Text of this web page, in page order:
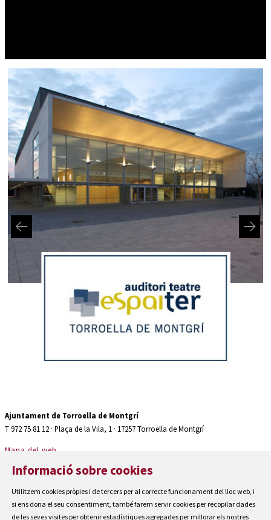
Ajuntament de Torroella de Montgrí
T 972 75 81 12 · Plaça de la Vila, 1 · 17257 Torroella de Montgrí
Mapa del web
Avís Legal
Cookies
Informació sobre cookies
Utilitzem cookies pròpies i de tercers per al correcte funcionament del lloc web, i
si ens dona el seu consentiment, també farem servir cookies per recopilar dades
de les seves visites per obtenir estadístiques agregades per millorar els nostres